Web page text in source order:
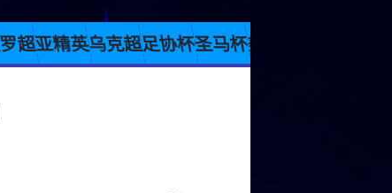
超亚精英乌克超足协杯圣马杯美职业